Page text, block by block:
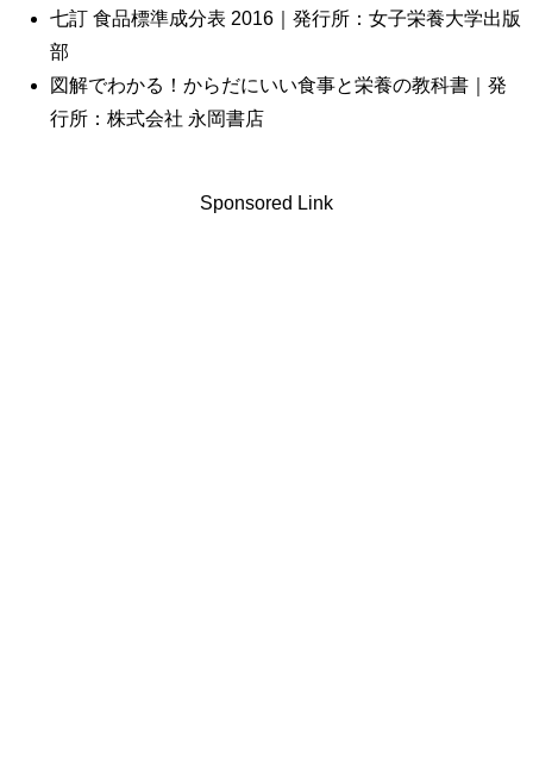
七訂 食品標準成分表 2016｜発行所：女子栄養大学出版
部
図解でわかる！からだにいい食事と栄養の教科書｜発
行所：株式会社 永岡書店
Sponsored Link